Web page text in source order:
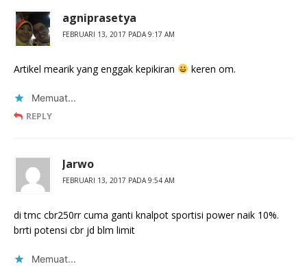
agniprasetya
FEBRUARI 13, 2017 PADA 9:17 AM
Artikel mearik yang enggak kepikiran keren om.
Memuat...
REPLY
Jarwo
FEBRUARI 13, 2017 PADA 9:54 AM
di tmc cbr250rr cuma ganti knalpot sportisi power naik 10%.
brrti potensi cbr jd blm limit
Memuat...